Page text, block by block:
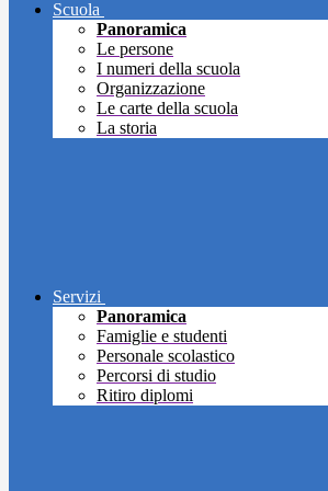
Scuola
Panoramica
Le persone
I numeri della scuola
Organizzazione
Le carte della scuola
La storia
Servizi
Panoramica
Famiglie e studenti
Personale scolastico
Percorsi di studio
Ritiro diplomi